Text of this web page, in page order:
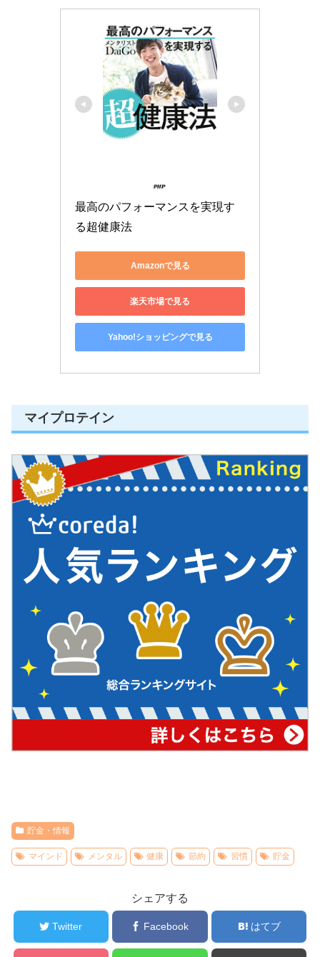
最高のパフォーマンスを実現す
る超健康法
Amazonで見る
楽天市場で見る
Yahoo!ショッピングで見る
マイプロテイン
貯金・情報
マインド メンタル 健康 節約 習慣 貯金
シェアする
Twitter Facebook はてブ